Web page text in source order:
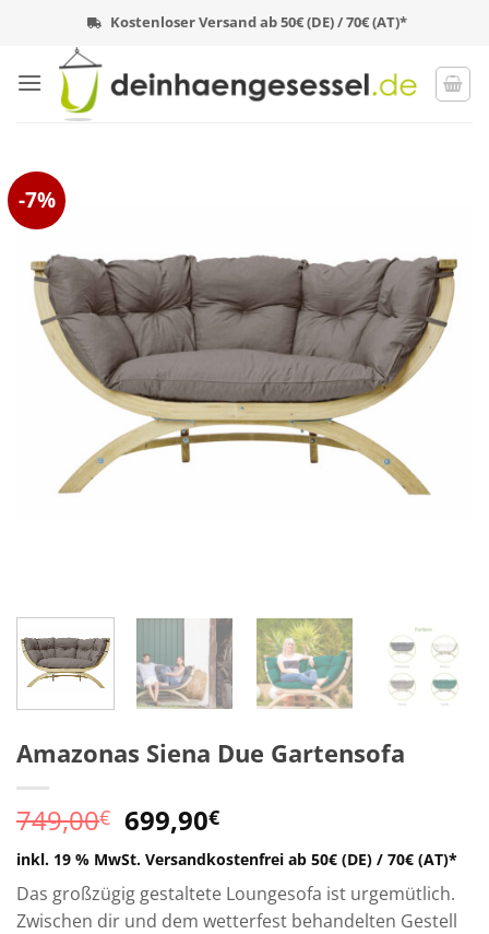
springen
Kostenloser Versand ab 50€ (DE) / 70€ (AT)*
-7%
Amazonas Siena Due Gartensofa
749,00€ Ursprünglicher
Preis
war:
749,00€
699,90€Aktueller
Preis
ist:
699,90€.
inkl. 19 % MwSt. Versandkostenfrei ab 50€ (DE) / 70€ (AT)*
Das großzügig gestaltete Loungesofa ist urgemütlich.
Zwischen dir und dem wetterfest behandelten Gestell